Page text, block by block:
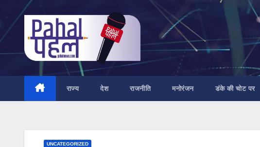
content
राज्य देश राजनीति मनोरंजन डंके की चोट पर
UNCATEGORIZED